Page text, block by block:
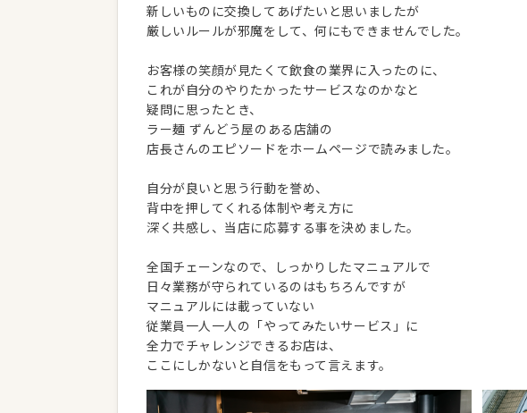
新しいものに交換してあげたいと思いましたが
厳しいルールが邪魔をして、何にもできませんでした。
お客様の笑顔が見たくて飲食の業界に入ったのに、
これが自分のやりたかったサービスなのかなと
疑問に思ったとき、
ラー麺 ずんどう屋のある店舗の
店長さんのエピソードをホームページで読みました。
自分が良いと思う行動を誉め、
背中を押してくれる体制や考え方に
深く共感し、当店に応募する事を決めました。
全国チェーンなので、しっかりしたマニュアルで
日々業務が守られているのはもちろんですが
マニュアルには載っていない
従業員一人一人の「やってみたいサービス」に
全力でチャレンジできるお店は、
ここにしかないと自信をもって言えます。